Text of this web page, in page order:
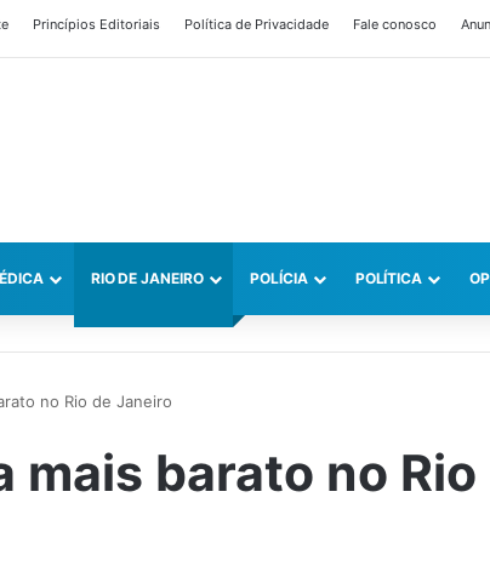
Princípios Editoriais Política de Privacidade Fale conosco
RIO DE JANEIRO POLÍCIA POLÍTICA
no Rio de Janeiro
mais barato no Rio